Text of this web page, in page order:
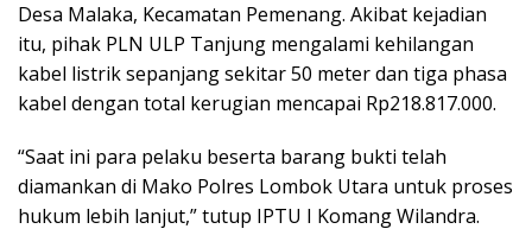
Desa Malaka, Kecamatan Pemenang. Akibat kejadian
itu, pihak PLN ULP Tanjung mengalami kehilangan
kabel listrik sepanjang sekitar 50 meter dan tiga phasa
kabel dengan total kerugian mencapai Rp218.817.000.
“Saat ini para pelaku beserta barang bukti telah
diamankan di Mako Polres Lombok Utara untuk proses
hukum lebih lanjut,” tutup IPTU I Komang Wilandra.